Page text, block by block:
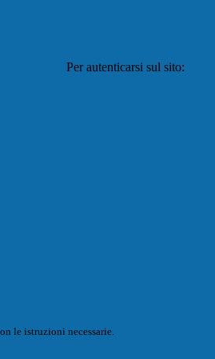
Per autenticarsi sul sito:
le istruzioni necessarie.